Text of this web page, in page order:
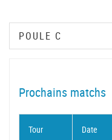
Prochains matchs
Tour Date